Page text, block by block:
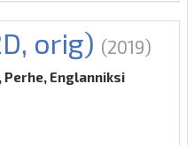
orig) (2019)
Perhe, Englanniksi